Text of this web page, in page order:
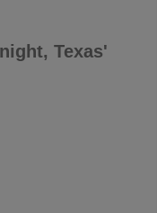
Texas'